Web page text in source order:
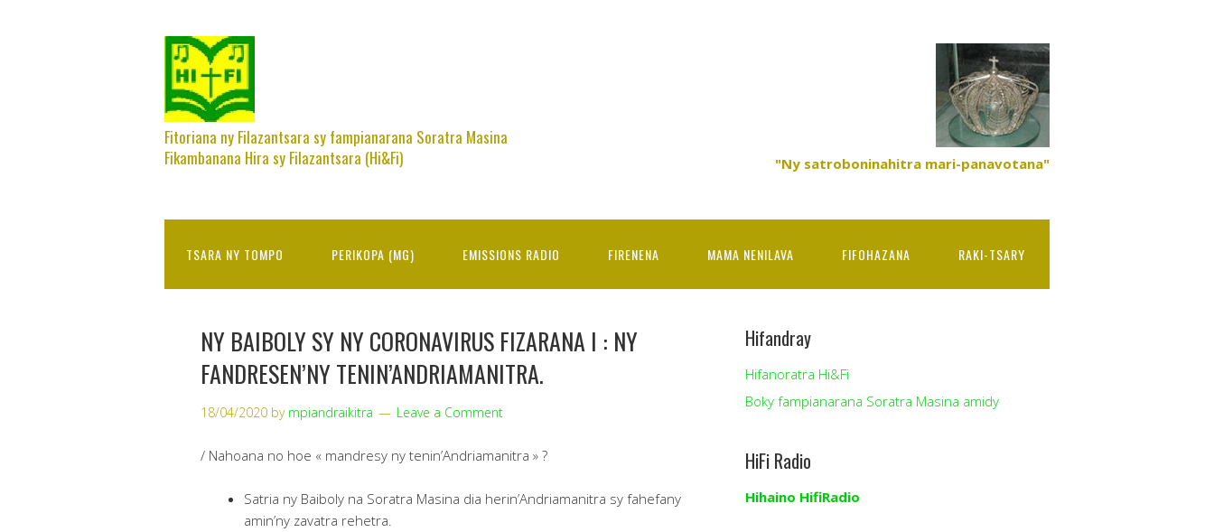
Fitoriana ny Filazantsara sy fampianarana Soratra Masina
Fikambanana Hira sy Filazantsara (Hi&Fi)
"Ny satroboninahitra mari-panavotana"
TSARA NY TOMPO PERIKOPA (MG) EMISSIONS RADIO FIRENENA MAMA NENILAVA FIFOHAZANA RAKI-TSARY
NY BAIBOLY SY NY CORONAVIRUS FIZARANA I : NY
FANDRESEN’NY TENIN’ANDRIAMANITRA.
18/04/2020 by mpiandraikitra Leave a Comment
/ Nahoana no hoe « mandresy ny tenin’Andriamanitra » ?
Satria ny Baiboly na Soratra Masina dia herin’Andriamanitra sy fahefany
amin’ny zavatra rehetra.
Hifandray
Hifanoratra Hi&Fi
Boky fampianarana Soratra Masina amidy
HiFi Radio
Hihaino HifiRadio